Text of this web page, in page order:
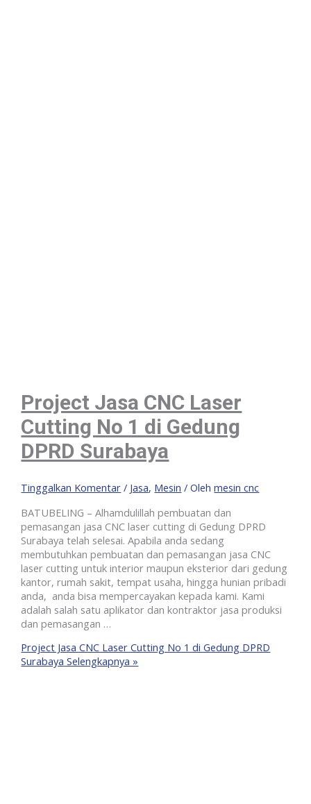
Project Jasa CNC Laser
Cutting No 1 di Gedung
DPRD Surabaya
Tinggalkan Komentar / Jasa, Mesin / Olehmesin cnc
BATUBELING – Alhamdulillah pembuatan dan
pemasangan jasa CNC laser cutting di Gedung DPRD
Surabaya telah selesai. Apabila anda sedang
membutuhkan pembuatan dan pemasangan jasa CNC
laser cutting untuk interior maupun eksterior dari gedung
kantor, rumah sakit, tempat usaha, hingga hunian pribadi
anda, anda bisa mempercayakan kepada kami. Kami
adalah salah satu aplikator dan kontraktor jasa produksi
dan pemasangan …
Project Jasa CNC Laser Cutting No 1 di Gedung DPRD
Surabaya Selengkapnya »